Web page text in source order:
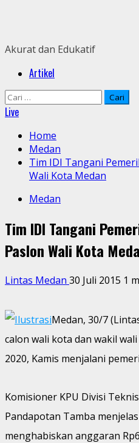
Akurat dan Edukatif
PrimaryArtikel
Cari
untuk:
Live
Home
Medan
Tim IDI Tangani
Wali Kota Medan
Medan
Tim IDI Tangani
Paslon Wali Kota
Lintas Medan 30 Juli 2015 1
Medan, 30/7
calon wali kota dan wakil
2020, Kamis menjalani
Komisioner KPU Divisi
Pandapotan Tamba
menghabiskan anggaran